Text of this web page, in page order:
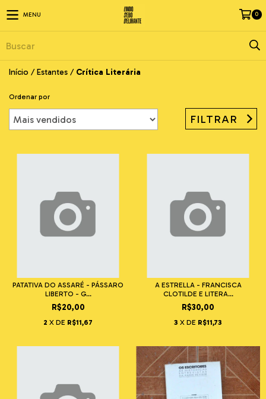
MENU 0
Início / Estantes / Crítica Literária
Ordenar por
FILTRAR
PATATIVA DO ASSARÉ - PÁSSARO
LIBERTO - G...
R$20,00
2 X DE R$11,67
A ESTRELLA - FRANCISCA
CLOTILDE E LITERA...
R$30,00
3 X DE R$11,73